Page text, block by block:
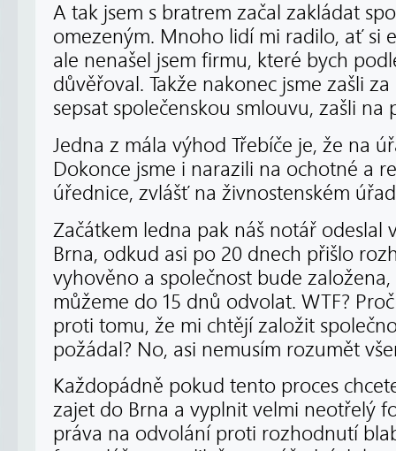
A tak jsem s bratrem začal zakládat
omezeným. Mnoho lidí mi radilo, ať si
ale nenašel jsem firmu, které bych
důvěřoval. Takže nakonec jsme zašli
sepsat společenskou smlouvu, zašli
Jedna z mála výhod Třebíče je, že na
Dokonce jsme i narazili na ochotné a
úřednice, zvlášť na živnostenském
Začátkem ledna pak náš notář odeslal
Brna, odkud asi po 20 dnech přišlo
vyhověno a společnost bude
můžeme do 15 dnů odvolat. WTF?
proti tomu, že mi chtějí založit
požádal? No, asi nemusím rozumět
Každopádně pokud tento proces
zajet do Brna a vyplnit velmi neotřelý
práva na odvolání proti rozhodnutí